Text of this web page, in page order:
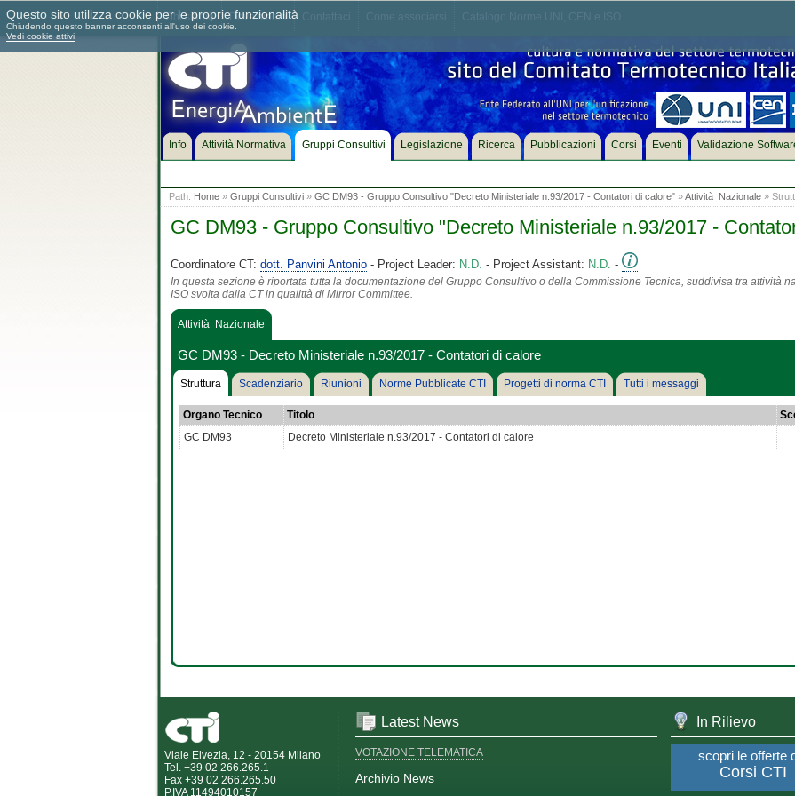
Chi siamo Dove siamo
Info Attività Normativa Gruppi Consultivi Legislazione Ricerca Pubblicazioni Corsi Eventi Validazione
Path: Home» Gruppi Consultivi» GC DM93 - Gruppo Consultivo "Decreto Ministeriale n.93/2017 - Contatori di calore"»Attività Nazionale»
GC DM93 - Gruppo Consultivo "Decreto Ministeriale n.93/2017 -
Coordinatore CT: dott. Panvini Antonio- Project Leader: N.D. - Project Assistant: N.D. -
In questa sezione è riportata tutta la documentazione del Gruppo Consultivo o della Commissione Tecnica, suddivisa tra attività
ISO svolta dalla CT in qualittà di Mirror Committee.
Attività Nazionale
GC DM93 - Decreto Ministeriale n.93/2017 - Contatori di calore
Struttura Scadenziario Riunioni Norme Pubblicate CTI Progetti di norma CTI Tutti i messaggi
Organo Tecnico Titolo
GC DM93
Decreto Ministeriale n.93/2017 - Contatori di calore
Viale Elvezia, 12 - 20154 Milano
Tel. +39 02 266.265.1
Fax +39 02 266.265.50
P.IVA 11494010157
Latest News
VOTAZIONE TELEMATICA
Archivio News
In Rilievo
scopri le offerte
Corsi CTI
Questo sito utilizza cookie per le proprie funzionalità
Chiudendo questo banner acconsenti all'uso dei cookie.
Vedi cookie attivi